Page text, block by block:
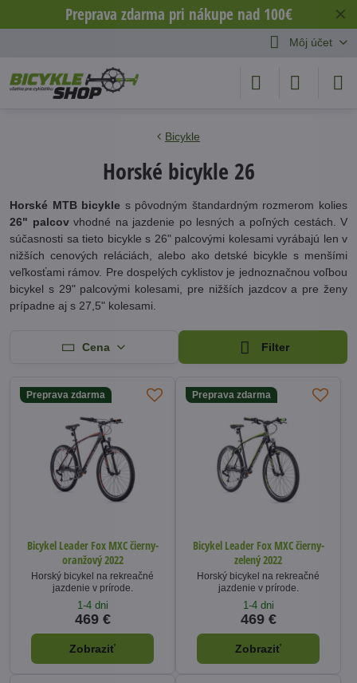
✕
Preprava zdarma pri nákupe nad 100€
Môj účet
Bicykle
Horské bicykle 26
Horské MTB bicykle s pôvodným štandardným rozmerom kolies
26" palcovvhodné na jazdenie po lesných a poľných cestách. V
súčasnosti sa tieto bicykle s 26" palcovými kolesami vyrábajú len v
nižších cenových reláciách, alebo ako detské bicykle s menšími
veľkosťami rámov. Pre dospelých cyklistov je jednoznačnou voľbou
bicykel s 29" palcovými kolesami, pre nižších jazdcov a pre ženy
prípadne aj s 27,5" kolesami.
Cena Filter
Preprava zdarma
Bicykel Leader Fox MXC čierny-
oranžový 2022
Horský bicykel na rekreačné
jazdenie v prírode.
1-4 dni
469 €
Zobraziť
Preprava zdarma
Bicykel Leader Fox MXC čierny-
zelený 2022
Horský bicykel na rekreačné
jazdenie v prírode.
1-4 dni
469 €
Zobraziť